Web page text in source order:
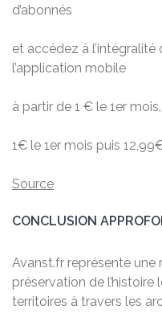
d’abonnés
et accédez à
l’application mobile
à partir de 1 € le 1er
1€ le 1er mois puis
Source
CONCLUSION
Avanst.fr représente
préservation de
territoires à travers les